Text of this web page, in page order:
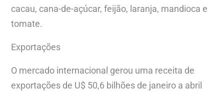
cacau, cana-de-açúcar, feijão, laranja, mandioca e
tomate.
Exportações
O mercado internacional gerou uma receita de
exportações de U$ 50,6 bilhões de janeiro a abril